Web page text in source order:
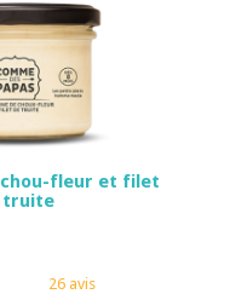
chou-fleur et filet
truite
26 avis